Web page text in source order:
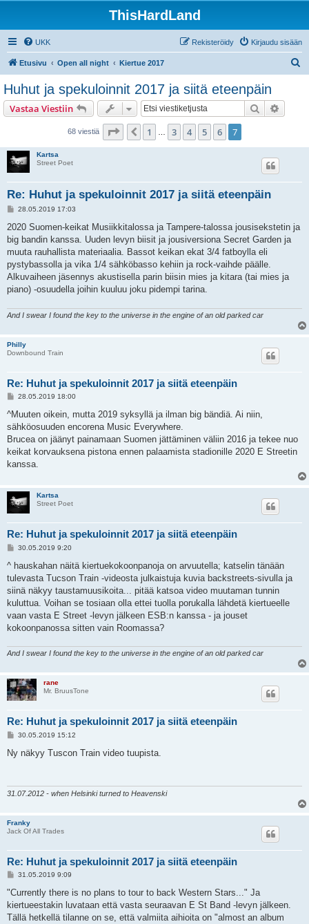
ThisHardLand
UKK Kirjaudu sisään
Rekisteröidy
Etusivu Open all night Kiertue 2017
Huhut ja spekuloinnit 2017 ja siitä eteenpäin
Vastaa Viestiin Etsi
68 viestiä Sivu /7
Edellinen
1 3 4 5 6 7
Kartsa
Street Poet
Re: Huhut ja spekuloinnit 2017 ja siitä eteenpäin
V
e
t
i
28.05.2019 17:03
2020 Suomen-keikat Musiikkitalossa ja Tampere-talossa jousisekstetin ja
big bandin kanssa. Uuden levyn biisit ja jousiversiona Secret Garden ja
muuta rauhallista materiaalia. Bassot keikan ekat 3/4 fatboylla eli
pystybassolla ja vika 1/4 sähköbasso kehiin ja rock-vaihde päälle.
Alkuvaiheen jäsennys akustisella parin biisin mies ja kitara (tai mies ja
piano) -osuudella joihin kuuluu joku pidempi tarina.
And I swear I found the key to the universe in the engine of an old parked car
Philly
Downbound Train
Re: Huhut ja spekuloinnit 2017 ja siitä eteenpäin
V
e
t
i
28.05.2019 18:00
^Muuten oikein, mutta 2019 syksyllä ja ilman big bändiä. Ai niin,
sähköosuuden encorena Music Everywhere.
Brucea on jäänyt painamaan Suomen jättäminen väliin 2016 ja tekee nuo
keikat korvauksena pistona ennen palaamista stadionille 2020 E Streetin
kanssa.
Kartsa
Street Poet
Re: Huhut ja spekuloinnit 2017 ja siitä eteenpäin
V
e
t
i
30.05.2019 9:20
^ hauskahan näitä kiertuekokoonpanoja on arvuutella; katselin tänään
tulevasta Tucson Train -videosta julkaistuja kuvia backstreets-sivulla ja
siinä näkyy taustamuusikoita... pitää katsoa video muutaman tunnin
kuluttua. Voihan se tosiaan olla ettei tuolla porukalla lähdetä kiertueelle
vaan vasta E Street -levyn jälkeen ESB:n kanssa - ja jouset
kokoonpanossa sitten vain Roomassa?
And I swear I found the key to the universe in the engine of an old parked car
rane
Mr. BruusTone
Re: Huhut ja spekuloinnit 2017 ja siitä eteenpäin
V
e
s
30.05.2019 15:12
Ny näkyy Tuscon Train video tuupista.
31.07.2012 - when Helsinki turned to Heavenski
Franky
Jack Of All Trades
Re: Huhut ja spekuloinnit 2017 ja siitä eteenpäin
V
e
t
i
31.05.2019 9:09
"Currently there is no plans to tour to back Western Stars..." Ja
kiertueestakin luvataan että vasta seuraavan E St Band -levyn jälkeen.
Tällä hetkellä tilanne on se, että valmiita aihioita on "almost an album